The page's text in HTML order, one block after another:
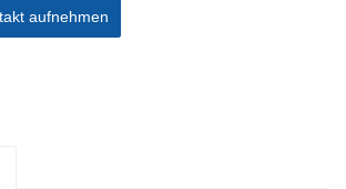
each indoor
consisting of whatever from
and crafting.
aufnehmen